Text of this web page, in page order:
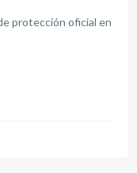
protección oficial en